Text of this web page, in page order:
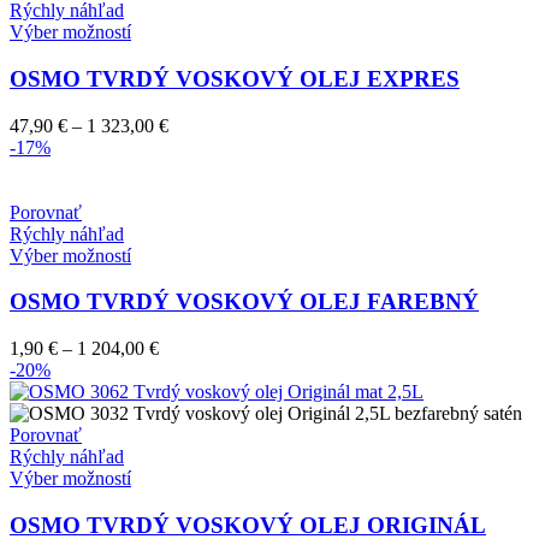
stránke
produktu.
Rýchly náhľad
Výber možnostíTento
má
viacero
variantov.
Možnosti
stránke
produktu.
OSMO TVRDÝ VOSKOVÝ OLEJ EXPRES
47,90 € – 1 323,00 €Price
-17%
Porovnať
Rýchly náhľad
Výber možnostíTento
má
variantov.
si
môžete
vybrať
stránke
produktu.
OSMO TVRDÝ VOSKOVÝ OLEJ FAREBNÝ
1,90 € – 1 204,00 €Price
1,90 €
through
-20%
Porovnať
Rýchly náhľad
Výber možnostíTento
má
OSMO TVRDÝ VOSKOVÝ OLEJ ORIGINÁL